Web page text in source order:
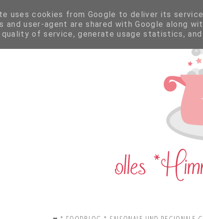
uses cookies from Google to deliver its
and user-agent are shared with Google along
quality of service, generate usage statistics,